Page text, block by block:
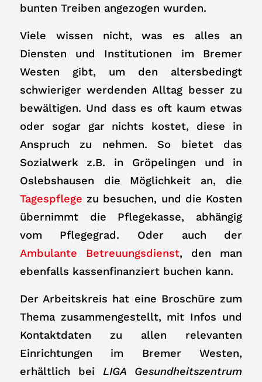
bunten Treiben angezogen wurden.
Viele wissen nicht, was es alles an
Diensten und Institutionen im Bremer
Westen gibt, um den altersbedingt
schwieriger werdenden Alltag besser zu
bewältigen. Und dass es oft kaum etwas
oder sogar gar nichts kostet, diese in
Anspruch zu nehmen. So bietet das
Sozialwerk z.B. in Gröpelingen und in
Oslebshausen die Möglichkeit an, die
Tagespflege zu besuchen, und die Kosten
übernimmt die Pflegekasse, abhängig
vom Pflegegrad. Oder auch der
Ambulante Betreuungsdienst, den man
ebenfalls kassenfinanziert buchen kann.
Der Arbeitskreis hat eine Broschüre zum
Thema zusammengestellt, mit Infos und
Kontaktdaten zu allen relevanten
Einrichtungen im Bremer Westen,
erhältlich bei LIGA Gesundheitszentrum